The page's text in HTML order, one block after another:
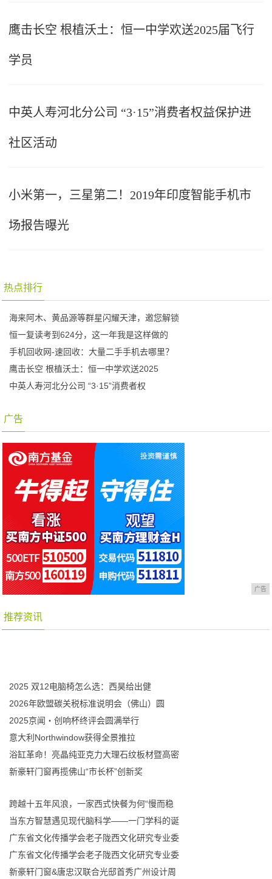
鹰击长空 根植沃土：恒一中学欢送2025届飞行
学员
中英人寿河北分公司 “3·15”消费者权益保护进
社区活动
小米第一，三星第二！2019年印度智能手机市
场报告曝光
热点排行
海来阿木、黄品源等群星闪耀天津，邀您解锁
恒一复读考到624分，这一年我是这样做的
手机回收网-速回收：大量二手手机去哪里？
鹰击长空 根植沃土：恒一中学欢送2025
中英人寿河北分公司 “3·15”消费者权
广告
广告
推荐资讯
2025 双12电脑椅怎么选：西昊给出健
2026年欧盟碳关税标准说明会（佛山）圆
2025京闻・创响杯终评会圆满举行
意大利Northwindow获得全景推拉
浴缸革命！亮晶纯亚克力大理石纹板材暨高密
新豪轩门窗再揽佛山“市长杯”创新奖
跨越十五年风浪，一家西式快餐为何“慢而稳
当东方智慧遇见现代脑科学——一门学科的诞
广东省文化传播学会老子陇西文化研究专业委
广东省文化传播学会老子陇西文化研究专业委
新豪轩门窗&唐忠汉联合光邸首秀广州设计周